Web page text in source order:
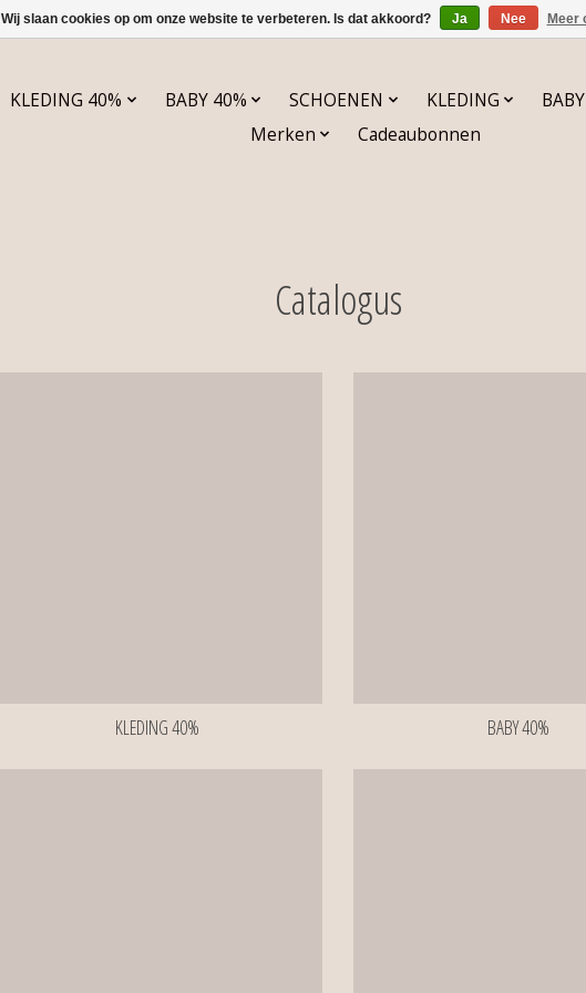
KLEDING 40% BABY 40% SCHOENEN KLEDING BABY
Merken
Cadeaubonnen
Catalogus
KLEDING 40% BABY 40%
Wij slaan cookies op om onze website te verbeteren. Is dat akkoord? Ja Nee Meer